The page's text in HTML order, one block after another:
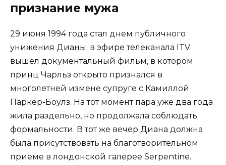
признание мужа
29 июня 1994 года стал днем публичного
унижения Дианы: в эфире телеканала ITV
вышел документальный фильм, в котором
принц Чарльз открыто признался в
многолетней измене супруге с Камиллой
Паркер-Боулз. На тот момент пара уже два года
жила раздельно, но продолжала соблюдать
формальности. В тот же вечер Диана должна
была присутствовать на благотворительном
приеме в лондонской галерее Serpentine.